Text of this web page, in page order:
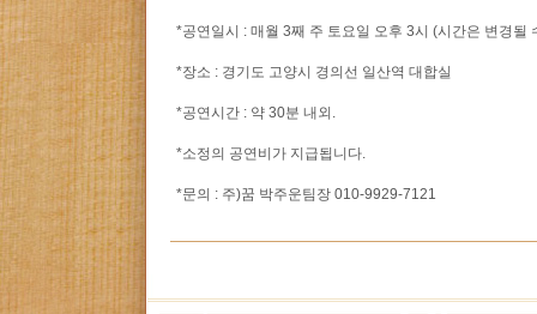
*공연일시 : 매월 3째 주 토요일 오후 3시 (시간은 변경될
*장소 : 경기도 고양시 경의선 일산역 대합실
*공연시간 : 약 30분 내외.
*소정의 공연비가 지급됩니다.
*문의 : 주)꿈 박주운팀장 010-9929-7121